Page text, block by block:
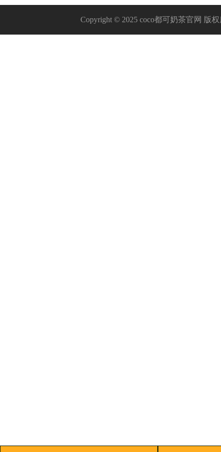
Copyright © 2025 coco都可奶茶官网 版